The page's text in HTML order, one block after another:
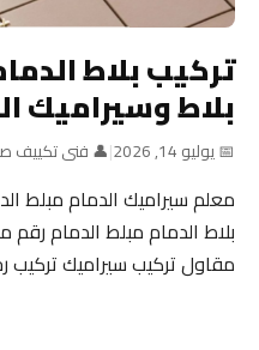
تركيب بلاط
بلاط وسيراميك
📅 يوليو 14, 2026 |👤 فنى تكييف
معلم سيراميك الدمام مبلط
بلاط الدمام مبلط الدمام رقم
مقاول تركيب سيراميك تركيب